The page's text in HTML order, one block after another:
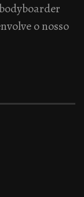
o nosso